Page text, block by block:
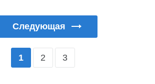
Следующая
1 2 3